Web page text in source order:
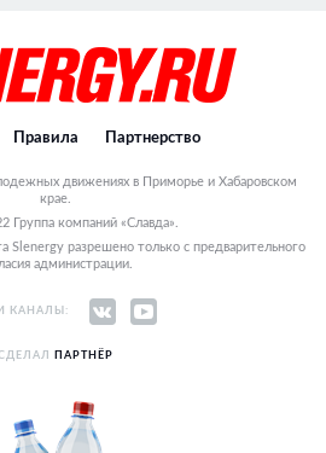
Правила Партнерство
движениях в Приморье и Хабаровском
крае.
Группа компаний «Славда».
Slenergy разрешено только с предварительного
администрации.
КАНАЛЫ:
ПАРТНЁР